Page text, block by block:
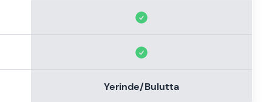
Yerinde/Bulutta